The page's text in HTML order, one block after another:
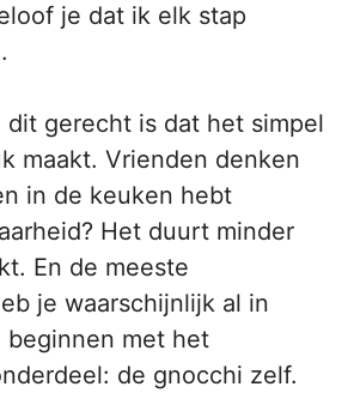
je dat ik elk stap
dit gerecht is dat het simpel
maakt. Vrienden denken
in de keuken hebt
Het duurt minder
En de meeste
je waarschijnlijk al in
beginnen met het
de gnocchi zelf.